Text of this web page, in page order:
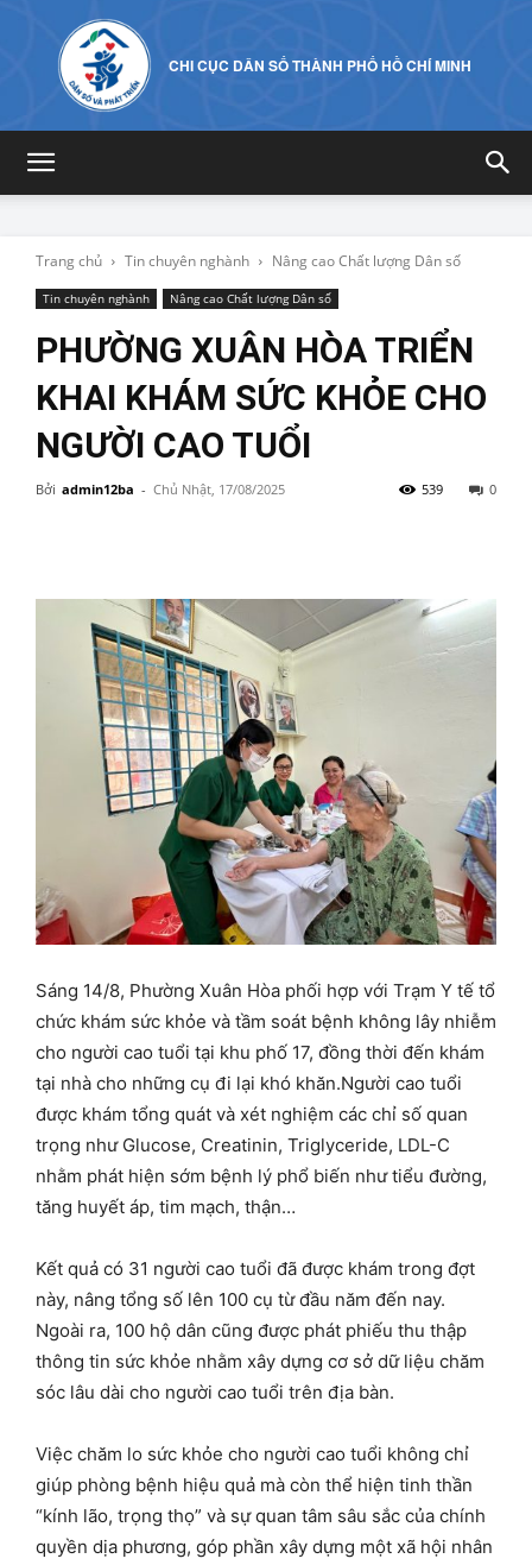
CHI CỤC DÂN SỐ THÀNH PHỐ HỒ CHÍ MINH
Trang chủ Tin chuyên nghành Nâng cao Chất lượng Dân số
Tin chuyên nghành Nâng cao Chất lượng Dân số
PHƯỜNG XUÂN HÒA TRIỂN
KHAI KHÁM SỨC KHỎE CHO
NGƯỜI CAO TUỔI
Bởi admin12ba - Chủ Nhật, 17/08/2025 0
539
Sáng 14/8, Phường Xuân Hòa phối hợp với Trạm Y tế tổ
chức khám sức khỏe và tầm soát bệnh không lây nhiễm
cho người cao tuổi tại khu phố 17, đồng thời đến khám
tại nhà cho những cụ đi lại khó khăn.Người cao tuổi
được khám tổng quát và xét nghiệm các chỉ số quan
trọng như Glucose, Creatinin, Triglyceride, LDL-C
nhằm phát hiện sớm bệnh lý phổ biến như tiểu đường,
tăng huyết áp, tim mạch, thận…
Kết quả có 31 người cao tuổi đã được khám trong đợt
này, nâng tổng số lên 100 cụ từ đầu năm đến nay.
Ngoài ra, 100 hộ dân cũng được phát phiếu thu thập
thông tin sức khỏe nhằm xây dựng cơ sở dữ liệu chăm
sóc lâu dài cho người cao tuổi trên địa bàn.
Việc chăm lo sức khỏe cho người cao tuổi không chỉ
giúp phòng bệnh hiệu quả mà còn thể hiện tinh thần
“kính lão, trọng thọ” và sự quan tâm sâu sắc của chính
quyền dịa phương, góp phần xây dựng một xã hội nhân